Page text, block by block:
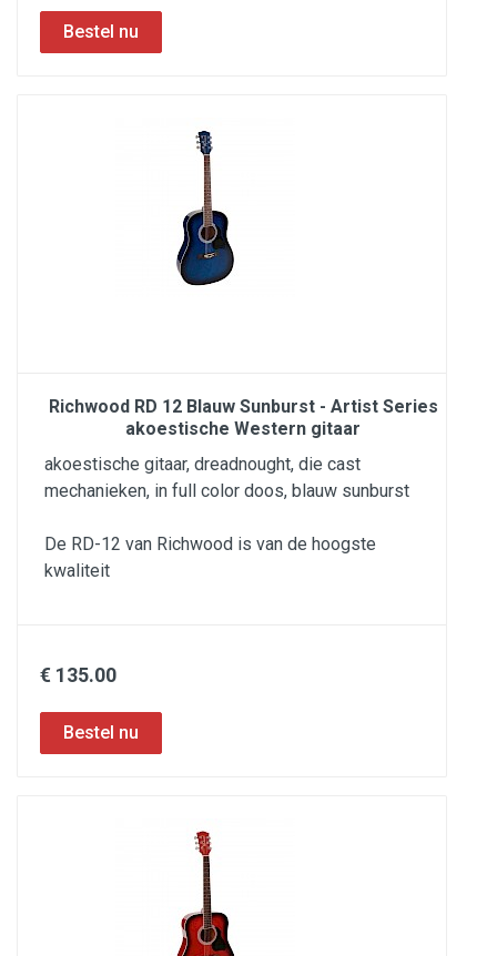
Richwood RD 12 Blauw Sunburst - Artist Series
akoestische Western gitaar
akoestische gitaar, dreadnought, die cast
mechanieken, in full color doos, blauw sunburst
De RD-12 van Richwood is van de hoogste
kwaliteit
€ 135.00